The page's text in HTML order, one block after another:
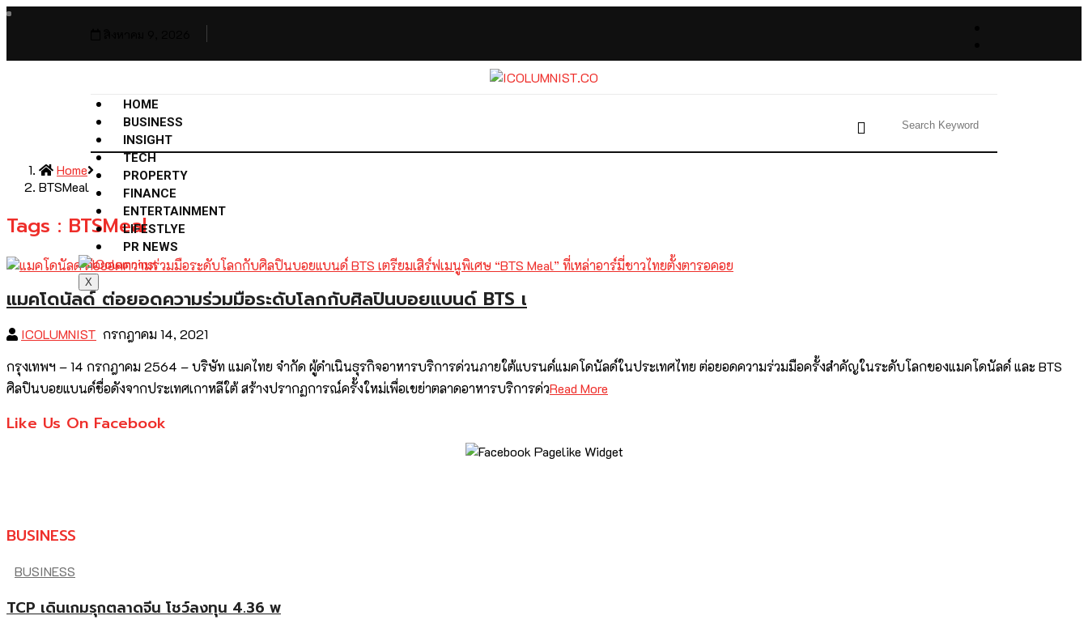
HOME
BUSINESS
INSIGHT
TECH
PROPERTY
FINANCE
ENTERTAINMENT
LIFESTLYE
PR NEWS
X
Home
BTSMeal
Tags : BTSMeal
แมคโดนัลด์ ต่อยอดความร่วมมือระดับโลกกับศิลปินบอยแบนด์ BTS เ
ICOLUMNIST กรกฎาคม 14, 2021
กรุงเทพฯ – 14 กรกฎาคม 2564 – บริษัท แมคไทย จำกัด ผู้ดำเนินธุรกิจอาหารบริการด่วนภายใต้แบรนด์แมคโดนัลด์ในประเทศไทย ต่อยอดความร่วมมือครั้งสำคัญในระดับโลกของแมคโดนัลด์ และ BTS
ศิลปินบอยแบนด์ชื่อดังจากประเทศเกาหลีใต้ สร้างปรากฏการณ์ครั้งใหม่เพื่อเขย่าตลาดอาหารบริการด่วRead More
Like Us On Facebook
BUSINESS
BUSINESS
TCP เดินเกมรุกตลาดจีน โชว์ลงทุน 4.36 พ